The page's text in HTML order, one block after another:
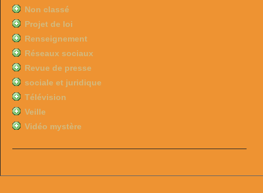
Non classé
Projet de loi
Renseignement
Réseaux sociaux
Revue de presse
sociale et juridique
Télévision
Veille
Vidéo mystère